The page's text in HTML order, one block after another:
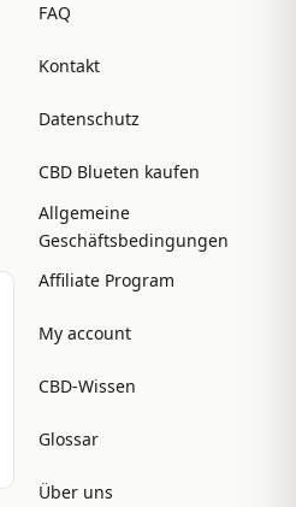
FAQ
Kontakt
Datenschutz
CBD Blueten kaufen
Allgemeine
Geschäftsbedingungen
Affiliate Program
My account
CBD-Wissen
Glossar
Über uns